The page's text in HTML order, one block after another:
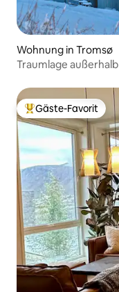
Wohnung in Tromsø
Traumlage
Beliebter Gäste-
Gäste-Favorit